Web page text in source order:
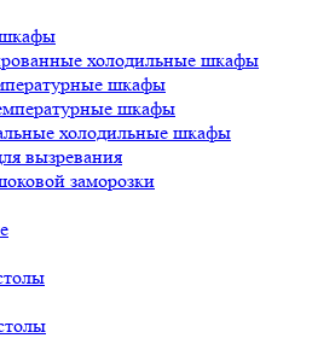
холодильные шкафы
шкафы
шкафы
холодильные шкафы
вызревания
заморозки